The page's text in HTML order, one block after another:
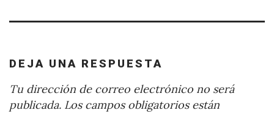
DEJA UNA RESPUESTA
Tu dirección de correo electrónico no será
publicada. Los campos obligatorios están